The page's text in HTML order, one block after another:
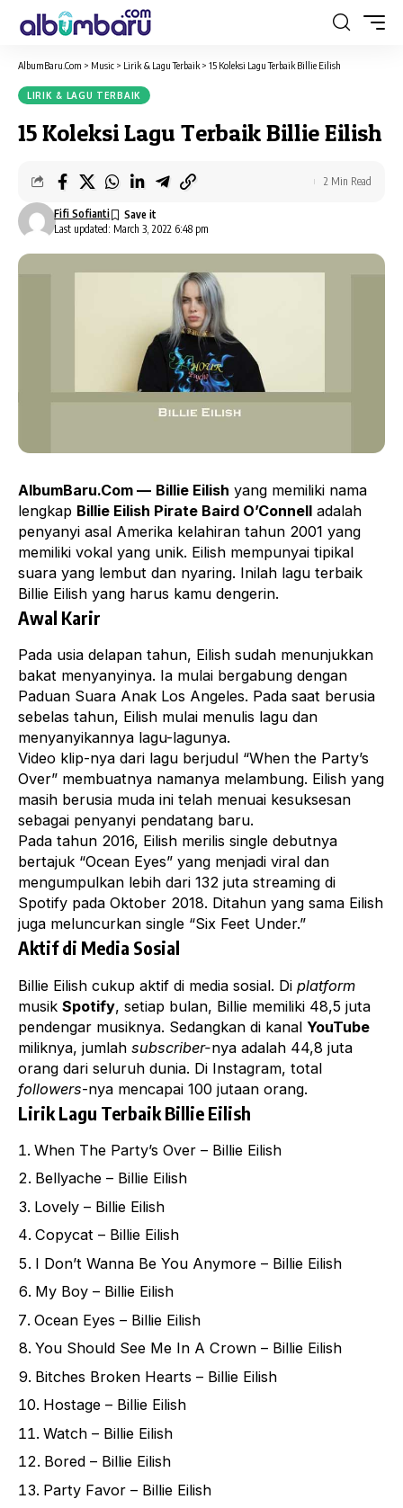
AlbumBaru.Com > Music > Lirik & Lagu Terbaik > 15 Koleksi Lagu Terbaik Billie Eilish
LIRIK & LAGU TERBAIK
15 Koleksi Lagu Terbaik Billie Eilish
Last updated: March 3, 2022 6:48 pm
Fifi Sofianti
2 Min Read
AlbumBaru.Com — Billie Eilish yang memiliki nama
lengkap Billie Eilish Pirate Baird O’Connell adalah
penyanyi asal Amerika kelahiran tahun 2001 yang
memiliki vokal yang unik. Eilish mempunyai tipikal
suara yang lembut dan nyaring. Inilah lagu terbaik
Billie Eilish yang harus kamu dengerin.
Awal Karir
Pada usia delapan tahun, Eilish sudah menunjukkan
bakat menyanyinya. Ia mulai bergabung dengan
Paduan Suara Anak Los Angeles. Pada saat berusia
sebelas tahun, Eilish mulai menulis lagu dan
menyanyikannya lagu-lagunya.
Video klip-nya dari lagu berjudul “When the Party’s
Over” membuatnya namanya melambung. Eilish yang
masih berusia muda ini telah menuai kesuksesan
sebagai penyanyi pendatang baru.
Pada tahun 2016, Eilish merilis single debutnya
bertajuk “Ocean Eyes” yang menjadi viral dan
mengumpulkan lebih dari 132 juta streaming di
Spotify pada Oktober 2018. Ditahun yang sama Eilish
juga meluncurkan single “Six Feet Under.”
Aktif di Media Sosial
Billie Eilish cukup aktif di media sosial. Di platform
musik Spotify, setiap bulan, Billie memiliki 48,5 juta
pendengar musiknya. Sedangkan di kanal YouTube
miliknya, jumlah subscriber-nya adalah 44,8 juta
orang dari seluruh dunia. Di Instagram, total
followers-nya mencapai 100 jutaan orang.
Lirik Lagu Terbaik Billie Eilish
When The Party’s Over – Billie Eilish
Bellyache – Billie Eilish
Lovely – Billie Eilish
Copycat – Billie Eilish
I Don’t Wanna Be You Anymore – Billie Eilish
My Boy – Billie Eilish
Ocean Eyes – Billie Eilish
You Should See Me In A Crown – Billie Eilish
Bitches Broken Hearts – Billie Eilish
Hostage – Billie Eilish
Watch – Billie Eilish
Bored – Billie Eilish
Party Favor – Billie Eilish